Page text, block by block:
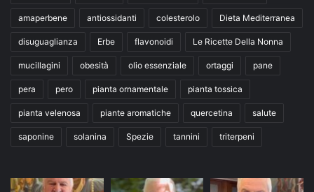
amaperbene antiossidanti colesterolo Dieta Mediterranea
disuguaglianza Erbe flavonoidi Le Ricette Della Nonna
mucillagini obesità olio essenziale ortaggi pane
pera pero pianta ornamentale pianta tossica
pianta velenosa piante aromatiche quercetina salute
saponine solanina Spezie tannini triterpeni